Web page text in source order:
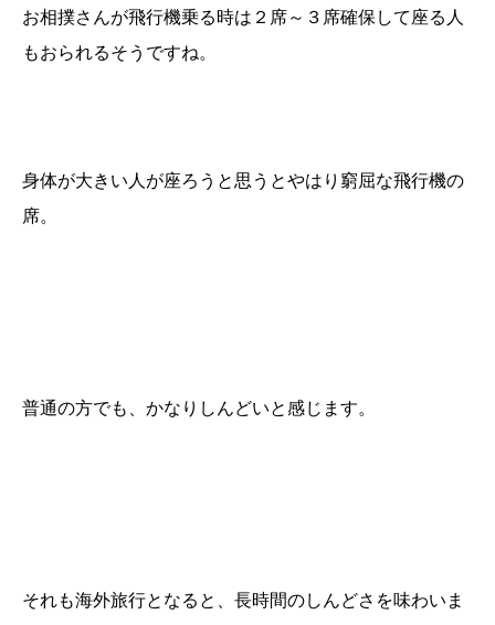
お相撲さんが飛行機乗る時は２席～３席確保して座る人
もおられるそうですね。
身体が大きい人が座ろうと思うとやはり窮屈な飛行機の
席。
普通の方でも、かなりしんどいと感じます。
それも海外旅行となると、長時間のしんどさを味わいま